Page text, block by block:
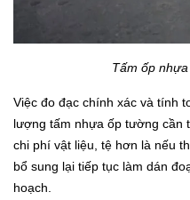
Tấm ốp
Việc đo đạc chính xác và tính
lượng tấm nhựa ốp tường cần
chi phí vật liệu, tệ hơn là nếu
bổ sung lại tiếp tục làm dán
hoạch.